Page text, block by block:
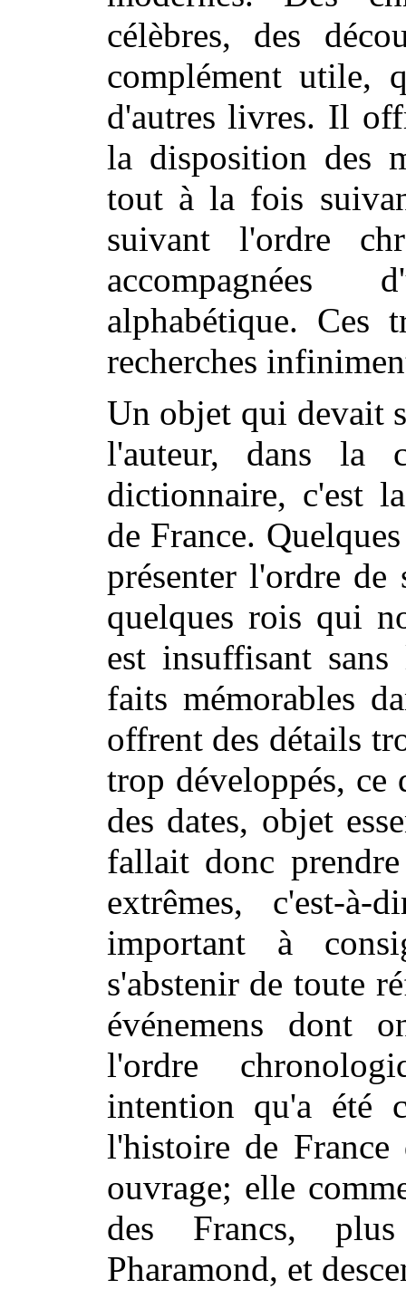
célèbres, des
complément utile,
d'autres livres. Il
la disposition des
tout à la fois
suivant l'ordre
accompagnées
alphabétique. Ces
recherches
Un objet qui devait
l'auteur, dans la
dictionnaire, c'est
de France.
présenter l'ordre de
quelques rois qui
est insuffisant
faits mémorables
offrent des détails
trop développés, ce
des dates, objet
fallait donc prendre
extrêmes, c'est-
important à
s'abstenir de toute
événemens dont
l'ordre
intention qu'a été
l'histoire de
ouvrage; elle
des Francs,
Pharamond, et